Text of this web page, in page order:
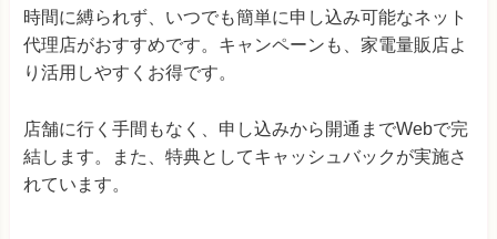
時間に縛られず、いつでも簡単に申し込み可能なネット
代理店がおすすめです。キャンペーンも、家電量販店よ
り活用しやすくお得です。
店舗に行く手間もなく、申し込みから開通までWebで完
結します。また、特典としてキャッシュバックが実施さ
れています。